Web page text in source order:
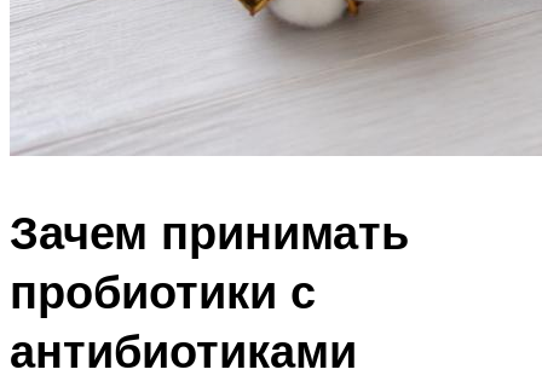
Зачем принимать
пробиотики с
антибиотиками